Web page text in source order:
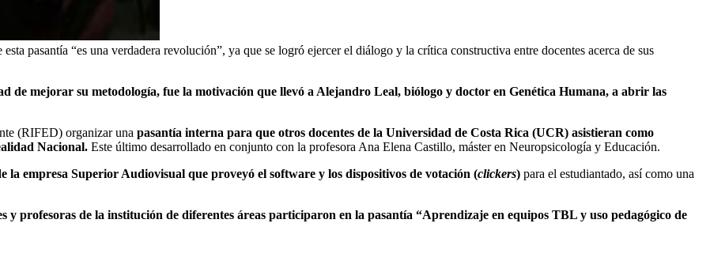
pasantía “es una verdadera revolución”, ya que se logró ejercer el diálogo y la crítica constructiva entre docentes acerca de sus
de mejorar su metodología, fue la motivación que llevó a Alejandro Leal, biólogo y doctor en Genética Humana, a abrir las
(RIFED) organizar una pasantía interna para que otros docentes de la Universidad de Costa Rica (UCR) asistieran como
Nacional. Este último desarrollado en conjunto con la profesora Ana Elena Castillo, máster en Neuropsicología y Educación.
empresa Superior Audiovisual que proveyó el software y los dispositivos de votación (clickers) para el estudiantado, así como una
y profesoras de la institución de diferentes áreas participaron en la pasantía “Aprendizaje en equipos TBL y uso pedagógico de